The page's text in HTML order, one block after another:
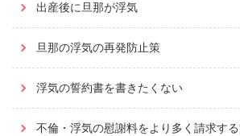
出産後に旦那が浮気
旦那の浮気の再発防止策
浮気の誓約書を書きたくない
不倫・浮気の慰謝料をより多く請求す